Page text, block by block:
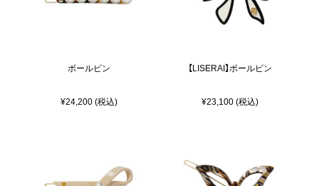
ボールピン
¥24,200 (税込)
【LISERAI】ボールピン
¥23,100 (税込)